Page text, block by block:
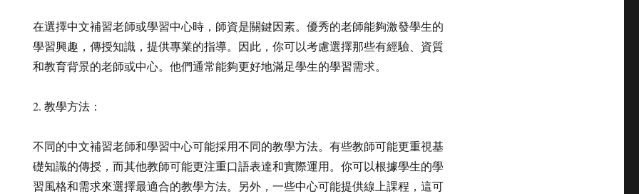
在選擇中文補習老師或學習中心時，師資是關鍵因素。優秀的老師能夠激發學生的
學習興趣，傳授知識，提供專業的指導。因此，你可以考慮選擇那些有經驗、資質
和教育背景的老師或中心。他們通常能夠更好地滿足學生的學習需求。
2. 教學方法：
不同的中文補習老師和學習中心可能採用不同的教學方法。有些教師可能更重視基
礎知識的傳授，而其他教師可能更注重口語表達和實際運用。你可以根據學生的學
習風格和需求來選擇最適合的教學方法。另外，一些中心可能提供線上課程，這可